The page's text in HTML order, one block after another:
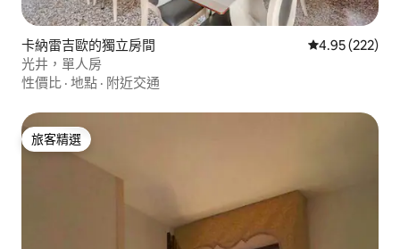
卡納雷吉歐的獨立房間 從 222 則評價
4.95 (222)
光井，單人房
性價比 · 地點 · 附近交通
旅客精選
旅客精選